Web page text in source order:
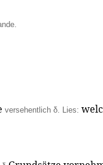
versehentlich δ. Lies: